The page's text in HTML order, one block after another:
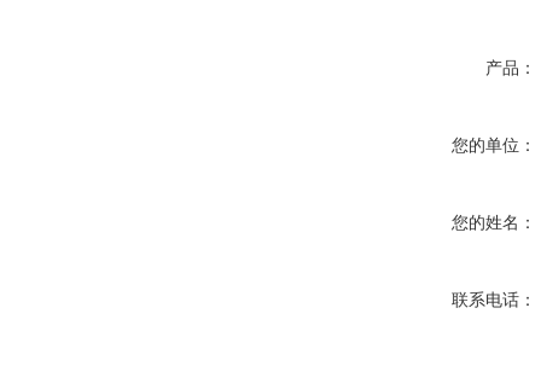
产品：
您的单位：
您的姓名：
联系电话：